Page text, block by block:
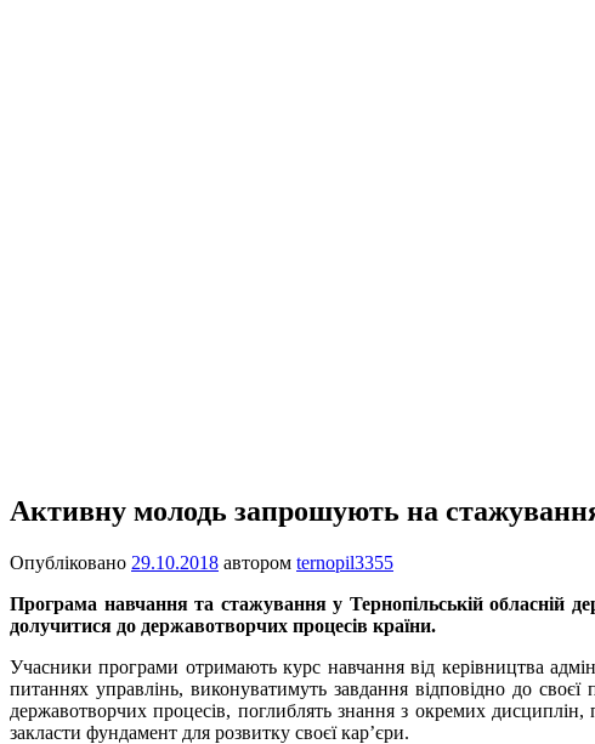
Активну молодь запрошують на
Опубліковано 29.10.2018 автором ternopil3355
Програма навчання та стажування у Тернопільській обласній
долучитися до державотворчих процесів країни.
Учасники програми отримають курс навчання від керівництва
питаннях управлінь, виконуватимуть завдання відповідно до
державотворчих процесів, поглиблять знання з окремих
закласти фундамент для розвитку своєї кар’єри.